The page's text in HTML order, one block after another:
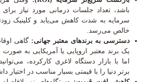
باشد، تعداد جلسات درمانی مورد نیاز
سرمایه به شدت کاهش می‌یابد و کلینیک
خالص می‌رسد.
دسترسی به برندهای معتبر جهانی: گاهی
یک برند معتبر اروپایی یا آمریکایی به صورت
اما با بازار دستگاه لاغری کارکرده،
برتر دنیا را با قیمتی بسیار مناسب در اختیار